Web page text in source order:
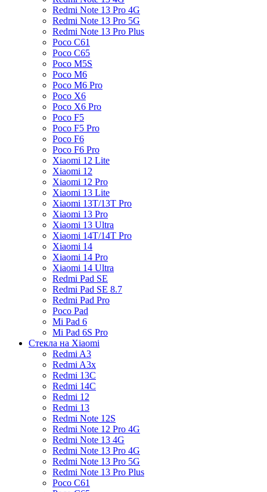
Redmi Note 13 Pro 4G
Redmi Note 13 Pro 5G
Redmi Note 13 Pro Plus
Poco C61
Poco C65
Poco M5S
Poco M6
Poco M6 Pro
Poco X6
Poco X6 Pro
Poco F5
Poco F5 Pro
Poco F6
Poco F6 Pro
Xiaomi 12 Lite
Xiaomi 12
Xiaomi 12 Pro
Xiaomi 13 Lite
Xiaomi 13T/13T Pro
Xiaomi 13 Pro
Xiaomi 13 Ultra
Xiaomi 14T/14T Pro
Xiaomi 14
Xiaomi 14 Pro
Xiaomi 14 Ultra
Redmi Pad SE
Redmi Pad SE 8.7
Redmi Pad Pro
Poco Pad
Mi Pad 6
Mi Pad 6S Pro
Стекла на Xiaomi
Redmi A3
Redmi A3x
Redmi 13C
Redmi 14C
Redmi 12
Redmi 13
Redmi Note 12S
Redmi Note 12 Pro 4G
Redmi Note 13 4G
Redmi Note 13 Pro 4G
Redmi Note 13 Pro 5G
Redmi Note 13 Pro Plus
Poco C61